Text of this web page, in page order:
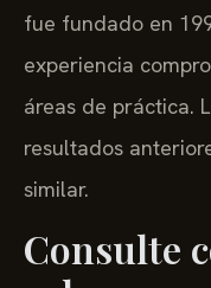
fue fundado en
experiencia
áreas de práctica.
resultados
similar.
Consulte